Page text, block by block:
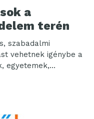
a
terén
szabadalmi
vehetnek igénybe a
egyetemek,
Az intézkedés a...